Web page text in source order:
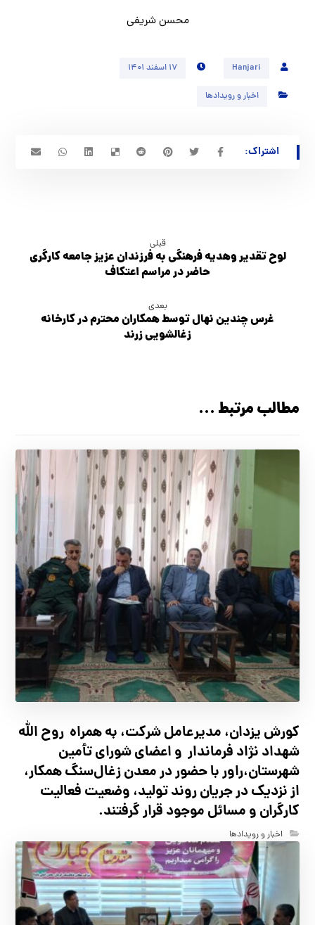
محسن شریفی
Hanjari ۱۷ اسفند ۱۴۰۱
اخبار و رویدادها
قبلی
لوح تقدير وهديه فرهنگي به فرزندان عزيز جامعه كارگري
حاضر در مراسم اعتكاف
بعدی
غرس چندین نهال توسط همکاران محترم در کارخانه
زغالشویی زرند
مطالب مرتبط ...
کورش یزدان، مدیرعامل شرکت، به همراه روح الله
شهداد نژاد فرماندار و اعضای شورای تأ‌مین
شهرستان،راور با حضور در معدن زغال‌سنگ همکار،
از نزدیک در جریان روند تولید، وضعیت فعالیت
کارگران و مسائل موجود قرار گرفتند.
اخبار و رویدادها